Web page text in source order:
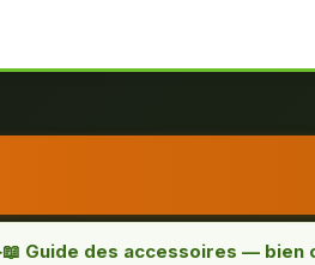
📖 Guide des accessoires — bien